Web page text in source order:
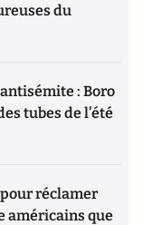
du
: Boro
tubes de l’été
réclamer
américains que